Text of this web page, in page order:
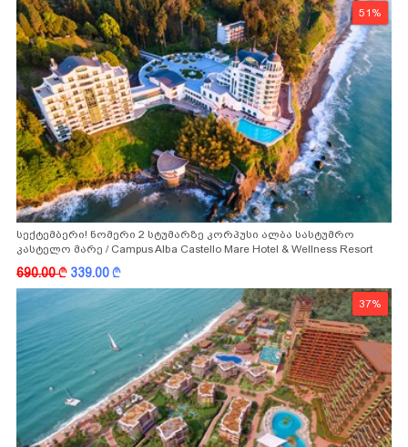
51%
სექტემბერი! ნომერი 2 სტუმარზე კორპუსი ალბა სასტუმრო
კასტელო მარე / Campus Alba Castello Mare Hotel & Wellness Resort
-სგან!
690.00k 339.00k
37%